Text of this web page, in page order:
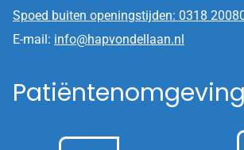
Spoed buiten openingstijden: 0318
E-mail: info@hapvondellaan.nl
Patiëntenomgeving